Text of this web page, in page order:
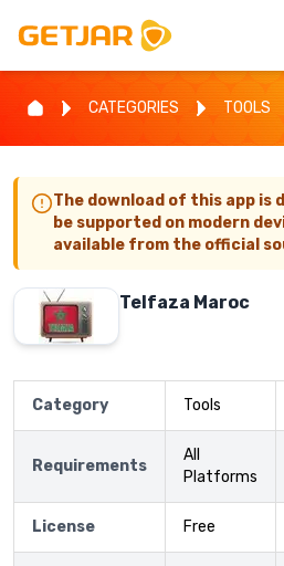
CATEGORIES TOOLS
The download of this app is
be supported on modern
available from the official
Telfaza Maroc
Category Tools
Requirements
All
Platforms
License Free